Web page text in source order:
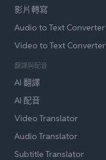
影片轉寫
Audio to Text Converter
Video to Text Converter
翻譯與配音
AI 翻譯
AI 配音
Video Translator
Audio Translator
Subtitle Translator